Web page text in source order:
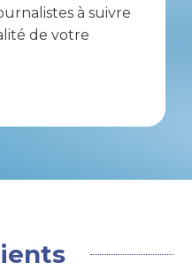
à suivre
de votre